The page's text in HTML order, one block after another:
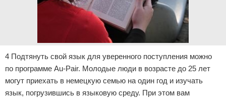
4 Подтянуть свой язык для уверенного поступления можно
по программе Au-Pair. Молодые люди в возрасте до 25 лет
могут приехать в немецкую семью на один год и изучать
язык, погрузившись в языковую среду. При этом вам